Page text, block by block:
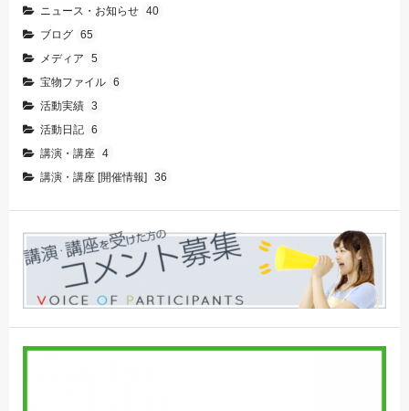
ニュース・お知らせ 40
ブログ 65
メディア
5
宝物ファイル 6
活動実績 3
活動日記 6
講演・講座 4
講演・講座 [開催情報] 36